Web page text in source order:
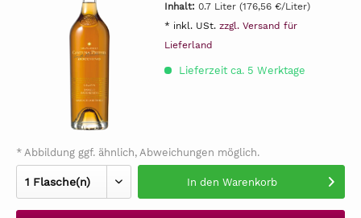
Inhalt: 0.7 Liter (176,56 €/Liter)
* inkl. USt. zzgl. Versand für
Lieferland
Lieferzeit ca. 5 Werktage
* Abbildung ggf. ähnlich, Abweichungen möglich.
In den Warenkorb